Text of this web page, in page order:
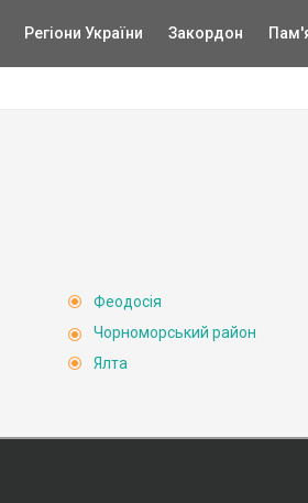
Регіони України Закордон
Феодосія
Чорноморський район
Ялта